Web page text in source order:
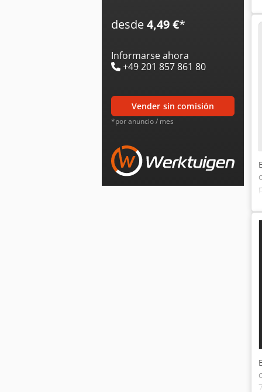
desde4,49 €*
Informarse ahora
+49 201 857 861 80
vender sin comisión
*por anuncio / mes